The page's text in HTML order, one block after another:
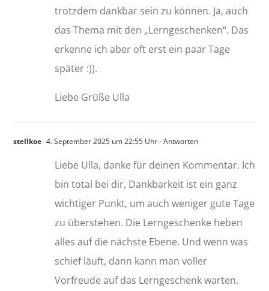
trotzdem dankbar sein zu können. Ja, auch
das Thema mit den „Lerngeschenken“. Das
erkenne ich aber oft erst ein paar Tage
später :)).
Liebe Grüße Ulla
stellkoe 4. September 2025 um 22:55 Uhr- Antworten
Liebe Ulla, danke für deinen Kommentar. Ich
bin total bei dir, Dankbarkeit ist ein ganz
wichtiger Punkt, um auch weniger gute Tage
zu überstehen. Die Lerngeschenke heben
alles auf die nächste Ebene. Und wenn was
schief läuft, dann kann man voller
Vorfreude auf das Lerngeschenk warten.